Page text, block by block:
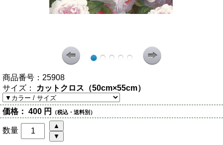
商品番号： 25908
サイズ： カットクロス（50cm×55cm）
価格： 400 円 （税込・送料別）
数量